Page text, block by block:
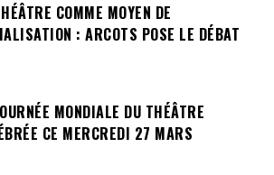
COMME MOYEN DE
: ARCOTS POSE LE DÉBAT
MONDIALE DU THÉÂTRE
CE MERCREDI 27 MARS